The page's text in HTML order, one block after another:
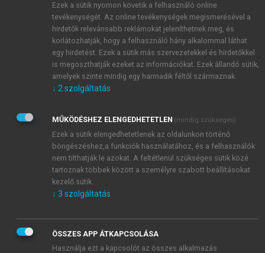
JELSZÓ ÚJRA
Kérek értesítést a MeRSZ újdonságairól, akcióiról.
Kérek értesítést az Akadémiai Kiadó Zrt. újdonságairól,
Adatkezelési tájékoztatóbanfoglaltakat tudomásul
veszem és elfogadom.
Általános vásárlási feltételeket, valamint a szotar.netés a
mersz.huoldalak licencszerződéseiben foglaltakat
tudomásul veszem és elfogadom.
KIPRÓBÁLOM
Ezek a sütik nyomon követik a felhasználó online
tevékenységét. Az online tevékenységek megismerésével a
hirdetők relevánsabb reklámokat jeleníthetnek meg, és
korlátozhatják, hogy a felhasználó hány alkalommal láthat
egy hirdetést. Ezek a sütik más szervezetekkel és hirdetőkkel
is megoszthatják ezeket az információkat. Ezek állandó sütik,
amelyek szinte mindig egy harmadik féltől származnak.
↓ 2 szolgáltatás
MŰKÖDÉSHEZ ELENGEDHETETLEN (mindig szükséges)
Ezek a sütik elengedhetetlenek az oldalunkon történő
böngészéshez,a funkciók használatához, és a felhasználók
nem tilthatják le azokat. A feltétlenül szükséges sütik közé
tartoznak többek között a személyre szabott beállításokat
kezelő sütik.
↓ 3 szolgáltatás
ÖSSZES APP ÁTKAPCSOLÁSA
Használja ezt a kapcsolót az összes alkalmazás